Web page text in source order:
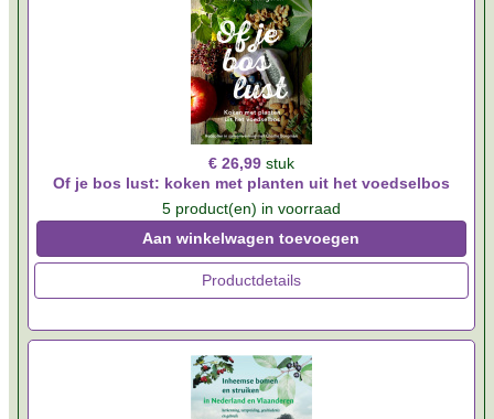
€ 26,99 stuk
Of je bos lust: koken met planten uit het voedselbos
5 product(en) in voorraad
Aan winkelwagen toevoegen
Productdetails